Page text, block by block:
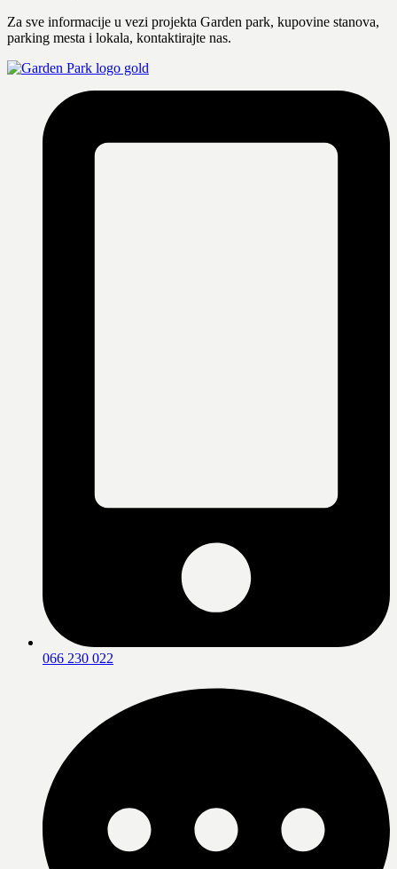
Za sve informacije u vezi projekta Garden park, kupovine stanova,
parking mesta i lokala, kontaktirajte nas.
066 230 022